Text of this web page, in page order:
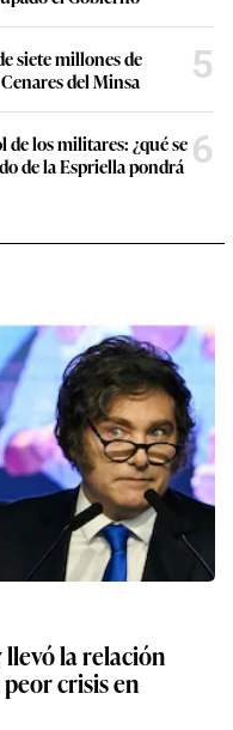
siete millones de
del Minsa
5
de los militares: ¿qué se
de la Espriella pondrá 6
llevó la relación
crisis en